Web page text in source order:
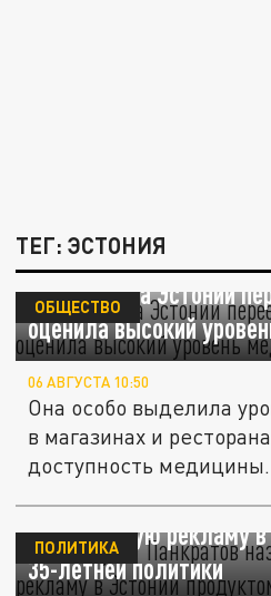
ТЕГ: ЭСТОНИЯ
Жительница Эстонии
оценила высокий
ОБЩЕСТВО
06 АВГУСТА 10:50
Она особо выделила
в магазинах и
доступность медицины.
Экс-депутат Панкратов
русофобскую рекламу
35-летней политики
ПОЛИТИКА